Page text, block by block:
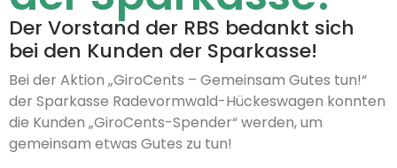
Der Vorstand der RBS bedankt sich
bei den Kunden der Sparkasse!
Bei der Aktion „GiroCents – Gemeinsam Gutes tun!“
der Sparkasse Radevormwald-Hückeswagen konnten
die Kunden „GiroCents-Spender“ werden, um
gemeinsam etwas Gutes zu tun!